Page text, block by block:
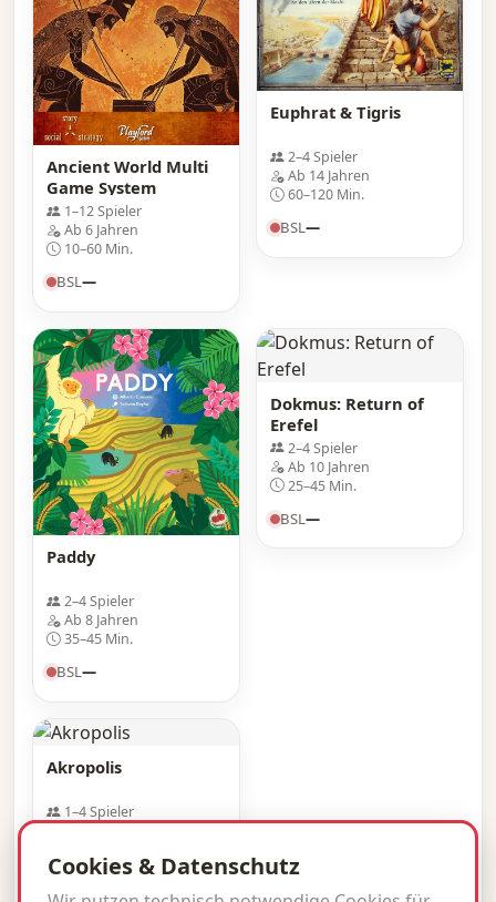
Ancient World Multi
Game System
1–12 Spieler
Ab 6 Jahren
10–60 Min.
BSL—
Euphrat & Tigris
2–4 Spieler
Ab 14 Jahren
60–120 Min.
BSL—
Paddy
2–4 Spieler
Ab 8 Jahren
35–45 Min.
BSL—
Dokmus: Return of
Erefel
2–4 Spieler
Ab 10 Jahren
25–45 Min.
BSL—
Akropolis
1–4 Spieler
Cookies & Datenschutz